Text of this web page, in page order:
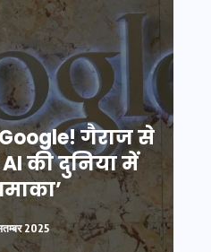
गैराज से
की दुनिया में
2025